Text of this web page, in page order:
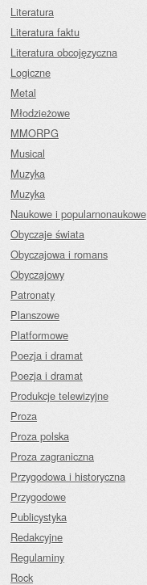
Literatura
Literatura faktu
Literatura obcojęzyczna
Logiczne
Metal
Młodzieżowe
MMORPG
Musical
Muzyka
Muzyka
Naukowe i popularnonaukowe
Obyczaje świata
Obyczajowa i romans
Obyczajowy
Patronaty
Planszowe
Platformowe
Poezja i dramat
Poezja i dramat
Produkcje telewizyjne
Proza
Proza polska
Proza zagraniczna
Przygodowa i historyczna
Przygodowe
Publicystyka
Redakcyjne
Regulaminy
Rock